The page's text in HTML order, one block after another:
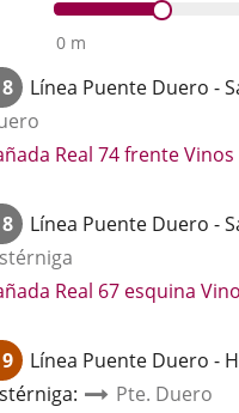
0 m
Línea Puente Duero -
Real 74 frente
Línea Puente Duero -
Real 67 esquina
Línea Puente Duero -
:
Pte. Duero